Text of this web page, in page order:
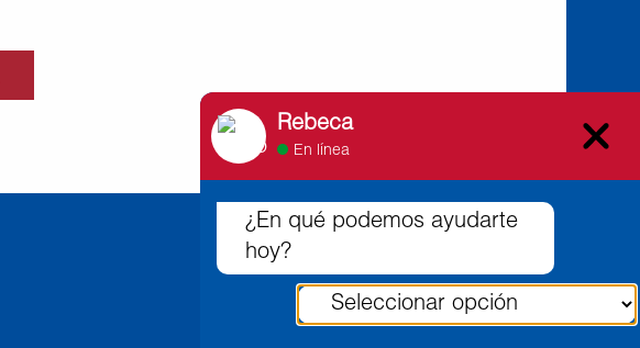
Rebeca
En línea
¿En qué podemos ayudarte
hoy?